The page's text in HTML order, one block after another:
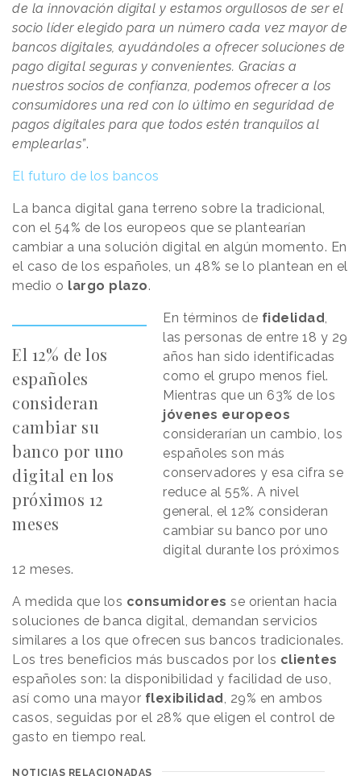
de la innovación digital y estamos orgullosos de ser el
socio líder elegido para un número cada vez mayor de
bancos digitales, ayudándoles a ofrecer soluciones de
pago digital seguras y convenientes. Gracias a
nuestros socios de confianza, podemos ofrecer a los
consumidores una red con lo último en seguridad de
pagos digitales para que todos estén tranquilos al
emplearlas”.
El futuro de los bancos
La banca digital gana terreno sobre la tradicional,
con el 54% de los europeos que se plantearían
cambiar a una solución digital en algún momento. En
el caso de los españoles, un 48% se lo plantean en el
medio o largo plazo.
El 12% de los
españoles
consideran
cambiar su
banco por uno
digital en los
próximos 12
meses
En términos de fidelidad,
las personas de entre 18 y 29
años han sido identificadas
como el grupo menos fiel.
Mientras que un 63% de los
jóvenes europeos
considerarían un cambio, los
españoles son más
conservadores y esa cifra se
reduce al 55%. A nivel
general, el 12% consideran
cambiar su banco por uno
digital durante los próximos
12 meses.
A medida que los consumidores se orientan hacia
soluciones de banca digital, demandan servicios
similares a los que ofrecen sus bancos tradicionales.
Los tres beneficios más buscados por los clientes
españoles son: la disponibilidad y facilidad de uso,
así como una mayor flexibilidad , 29% en ambos
casos, seguidas por el 28% que eligen el control de
gasto en tiempo real.
NOTICIAS RELACIONADAS